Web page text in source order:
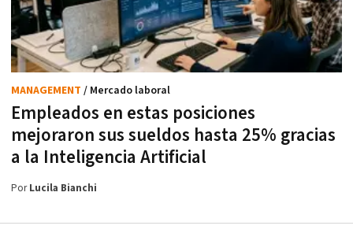
Empleados en estas posiciones
mejoraron sus sueldos hasta 25% gracias
a la Inteligencia Artificial
MANAGEMENT / Mercado laboral
PorLucila Bianchi